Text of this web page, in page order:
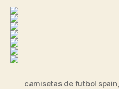
camisetas de futbol spain